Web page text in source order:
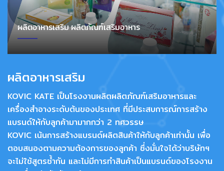
ผลิตอาหารเสริม ผลิตภัณฑ์เสริมอาหาร
ผลิตอาหารเสริม
KOVIC KATE เป็นโรงงานผลิตผลิตภัณฑ์เสริมอาหารและ
เครื่องสำอางระดับต้นของประเทศ ที่มีประสบการณ์การสร้าง
แบรนด์ให้กับลูกค้ามามากกว่า 2 ทศวรรษ
KOVIC เน้นการสร้างแบรนด์ผลิตสินค้าให้กับลูกค้าเท่านั้น เพื่อ
ตอบสนองตามความต้องการของลูกค้า ซึ่งมั่นใจได้ว่าบริษัทฯ
จะไม่ใช้สูตรซ้ำกัน และไม่มีการทำสินค้าเป็นแบรนด์ของโรงงาน